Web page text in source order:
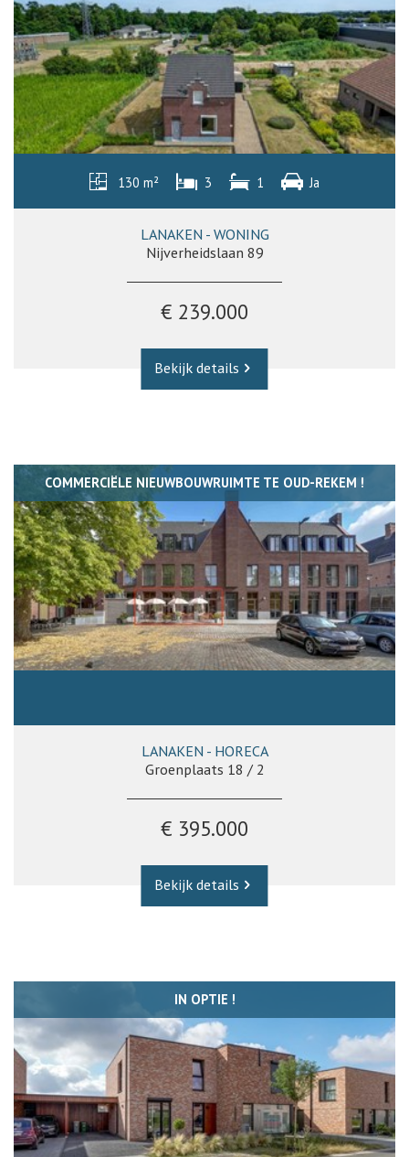
130 m² 3 1 Ja
LANAKEN - WONING
Nijverheidslaan 89
€ 239.000
Bekijk details
COMMERCIËLE NIEUWBOUWRUIMTE TE OUD-REKEM !
LANAKEN - HORECA
Groenplaats 18 / 2
€ 395.000
Bekijk details
IN OPTIE !